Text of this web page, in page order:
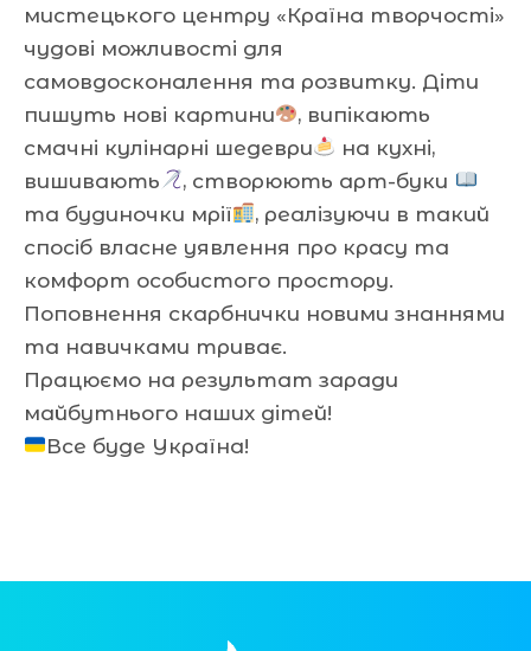
мистецького центру «Країна творчості»
чудові можливості для
самовдосконалення та розвитку. Діти
пишуть нові картини
, випікають
смачні кулінарні шедеври
на кухні,
вишивають
, створюють арт-буки
та будиночки мрії
, реалізуючи в такий
спосіб власне уявлення про красу та
комфорт особистого простору.
Поповнення скарбнички новими знаннями
та навичками триває.
Працюємо на результат заради
майбутнього наших дітей!
Все буде Україна!